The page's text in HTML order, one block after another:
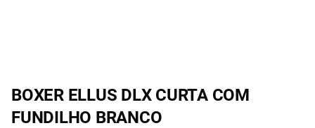
BOXER ELLUS DLX CURTA COM
FUNDILHO BRANCO